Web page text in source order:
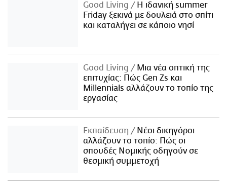
Good Living
Η ιδανική summer
Friday ξεκινά με δουλειά στο σπίτι
και καταλήγει σε κάποιο νησί
Good Living
Μια νέα οπτική της
επιτυχίας: Πώς Gen Zs και
Millennials αλλάζουν το τοπίο της
εργασίας
Εκπαίδευση
Νέοι δικηγόροι
αλλάζουν το τοπίο: Πώς οι
σπουδές Νομικής οδηγούν σε
θεσμική συμμετοχή